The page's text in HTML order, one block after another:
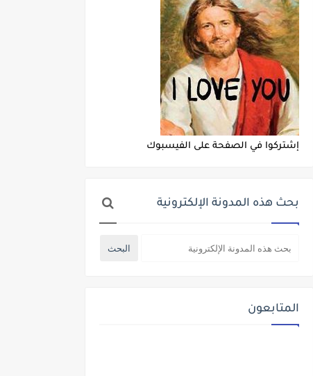
إشتركوا في الصفحة على الفيسبوك
بحث هذه المدونة الإلكترونية
المتابعون